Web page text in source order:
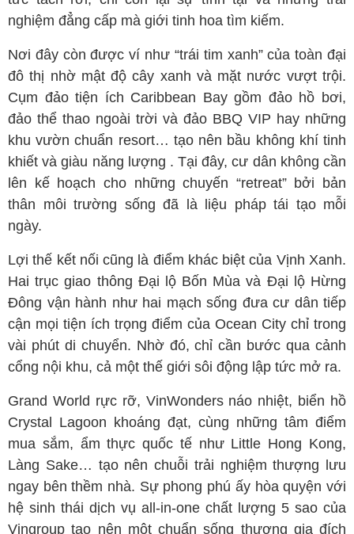
nghiệm đẳng cấp mà giới tinh hoa tìm kiếm.
Nơi đây còn được ví như “trái tim xanh” của toàn đại
đô thị nhờ mật độ cây xanh và mặt nước vượt trội.
Cụm đảo tiện ích Caribbean Bay gồm đảo hồ bơi,
đảo thể thao ngoài trời và đảo BBQ VIP hay những
khu vườn chuẩn resort… tạo nên bầu không khí tinh
khiết và giàu năng lượng . Tại đây, cư dân không cần
lên kế hoạch cho những chuyến “retreat” bởi bản
thân môi trường sống đã là liệu pháp tái tạo mỗi
ngày.
Lợi thế kết nối cũng là điểm khác biệt của Vịnh Xanh.
Hai trục giao thông Đại lộ Bốn Mùa và Đại lộ Hừng
Đông vận hành như hai mạch sống đưa cư dân tiếp
cận mọi tiện ích trọng điểm của Ocean City chỉ trong
vài phút di chuyển. Nhờ đó, chỉ cần bước qua cảnh
cổng nội khu, cả một thế giới sôi động lập tức mở ra.
Grand World rực rỡ, VinWonders náo nhiệt, biển hồ
Crystal Lagoon khoáng đạt, cùng những tâm điểm
mua sắm, ẩm thực quốc tế như Little Hong Kong,
Làng Sake… tạo nên chuỗi trải nghiệm thượng lưu
ngay bên thềm nhà. Sự phong phú ấy hòa quyện với
hệ sinh thái dịch vụ all-in-one chất lượng 5 sao của
Vingroup tạo nên một chuẩn sống thương gia đích